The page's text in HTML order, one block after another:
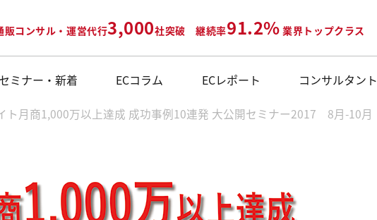
販コンサル・運営代行3,000社突破継続率91.2% 業界トップクラス
セミナー・新着 ECコラム ECレポート コンサルタント
ト月商1,000万以上達成 成功事例10連発 大公開セミナー2017 8月-10月